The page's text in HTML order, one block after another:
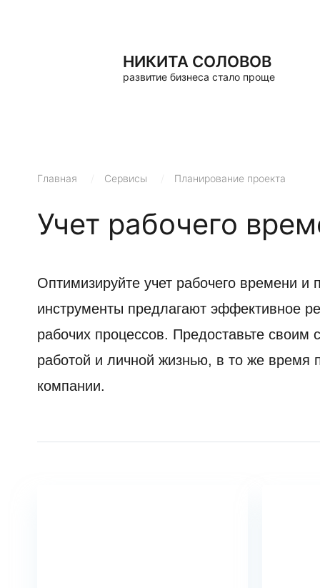
НИКИТА СОЛОВОВ
развитие бизнеса стало проще
Главная Сервисы Планирование проекта
Учет рабочего
Оптимизируйте учет рабочего времени
инструменты предлагают эффективное
рабочих процессов. Предоставьте
работой и личной жизнью, в то же время
компании.